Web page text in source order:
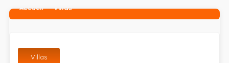
Accueil Villas
Villas